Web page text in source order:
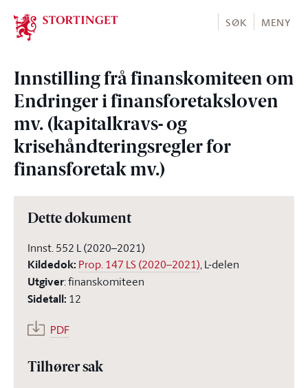
Stortinget.no
SØK MENY
Innstilling frå finanskomiteen om
Endringer i finansforetaksloven
mv. (kapitalkravs- og
krisehåndteringsregler for
finansforetak mv.)
Dette dokument
Innst. 552 L (2020–2021)
Kildedok: Prop. 147 LS (2020–2021), L-delen
Utgiver:finanskomiteen
Sidetall: 12
PDF
Tilhører sak